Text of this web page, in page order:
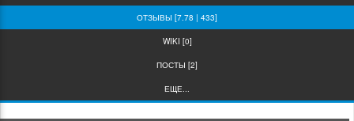
ОТЗЫВЫ [7.78 | 433]
WIKI [0]
ПОСТЫ [2]
ЕЩЕ...